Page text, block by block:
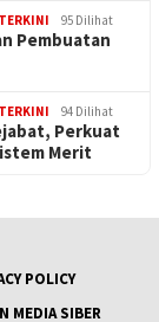
95 Dilihat
Pembuatan
94 Dilihat
Perkuat
Merit
POLICY
MEDIA SIBER